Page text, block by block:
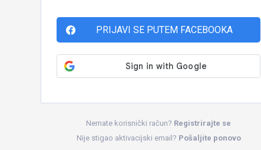
PRIJAVI SE PUTEM FACEBOOKA
Nemate korisnički račun? Registrirajte se
Nije stigao aktivacijski email? Pošaljite ponovo